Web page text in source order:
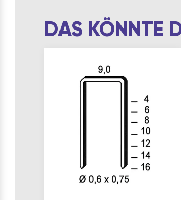
DAS KÖNNTE